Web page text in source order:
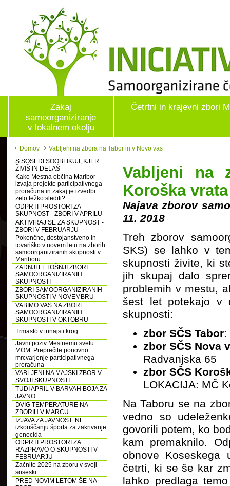
Zakaj
samoorganiziranje
v lokalnem okolju
Četrtni in krajevni zbori
Domov
Vabljeni na zbora na Tabor in v Novo vas
S SOSEDI SOOBLIKUJ, KJER
ŽIVIŠ IN DELAŠ
Kako Mestna občina Maribor
izvaja projekte participativnega
proračuna in zakaj je izvedbi
zelo težko slediti?
ODPRTI PROSTORI ZA
SKUPNOST - ZBORI V APRILU
AKTIVIRAJ SE ZA SKUPNOST -
ZBORI V FEBRUARJU
Pokončno, dostojanstveno in
tovariško v novem letu na zborih
samoorganiziranih skupnosti v
Mariboru
ZADNJI LETOŠNJI ZBORI
SAMOORGANIZIRANIH
SKUPNOSTI
ZBORI SAMOORGANIZIRANIH
SKUPNOSTI V NOVEMBRU
VABIMO VAS NA ZBORE
SAMOORGANIZIRANIH
SKUPNOSTI V OKTOBRU
Trmasto v trinajsti krog
Javni poziv Mestnemu svetu
MOM: Preprečite ponovno
mrcvarjenje participativnega
proračuna
VABLJENI NA MAJSKI ZBOR V
SVOJI SKUPNOSTI
TUDI APRIL V BARVAH BOJA ZA
JAVNO
DVIG TEMPERATURE NA
ZBORIH V MARCU
IZJAVA ZA JAVNOST: NE
izkoriščanju športa za zakrivanje
genocida
ODPRTI PROSTORI ZA
RAZPRAVO O SKUPNOSTI V
FEBRUARJU
Začnite 2025 na zboru v svoji
soseski
PRED NOVIM LETOM ŠE NA
Vabljeni na
Koroška vrata
Najava zborov
11. 2018
Treh zborov
SKS) se lahko v
skupnosti živite, ki
jih skupaj dalo
problemih v mestu,
šest let potekajo v
skupnosti:
zbor SČS Tabor:
zbor SČS Nova
Radvanjska 65
zbor SČS
LOKACIJA: MČ
Na Taboru se na
vedno so
govorili potem, ko
kam premaknilo.
obnove Koseskega
četrti, ki se še kar
lahko predlaga